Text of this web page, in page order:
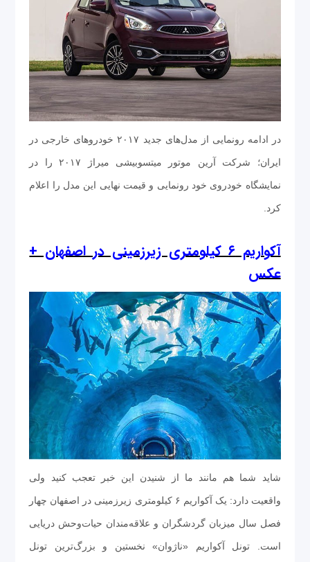
در ادامه رونمایی از مدل‌های جدید ۲۰۱۷ خودروهای خارجی در
ایران؛ شرکت آرین موتور میتسوبیشی میراژ ۲۰۱۷ را در
نمایشگاه خودروی خود رونمایی و قیمت نهایی این مدل را اعلام
کرد.
آکواریم ۶ کیلومتری زیرزمینی در اصفهان +
عکس
شاید شما هم مانند ما از شنیدن این خبر تعجب کنید ولی
واقعیت دارد: یک آکواریم ۶ کیلومتری زیرزمینی در اصفهان چهار
فصل سال میزبان گردشگران و علاقه‌مندان حیات‌وحش دریایی
است. تونل آکواریم «ناژوان» نخستین و بزرگ‌ترین تونل